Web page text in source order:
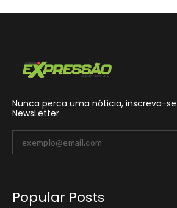
Nunca perca uma nóticia, inscreva-
NewsLetter
Popular Posts